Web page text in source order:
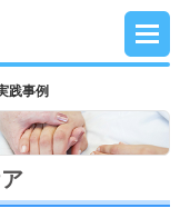
践事例